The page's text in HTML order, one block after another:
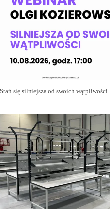
Stań się silniejsza od swoich wątpliwości